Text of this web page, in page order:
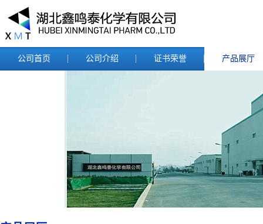
公司首页 公司介绍 证书荣誉 产品展厅